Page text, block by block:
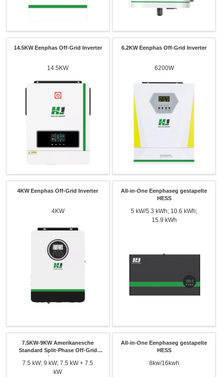
14.5KW Eenphas Off-Grid Inverter
14.5KW
6.2KW Eenphas Off-Grid Inverter
6200W
4KW Eenphas Off-Grid Inverter
4KW
All-in-One Eenphaseg gestapelte
HESS
5 kW/5.3 kWh; 10.6 kWh;
15.9 kWh
7.5KW-9KW Amerikanesche
Standard Split-Phase Off-Grid
Inverter
7.5 kW; 9 kW; 7.5 kW + 7.5
kW
All-in-One Eenphaseg gestapelte
HESS
8kw/16kwh